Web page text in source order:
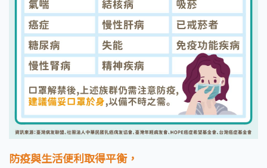
防疫與生活便利取得平衡，